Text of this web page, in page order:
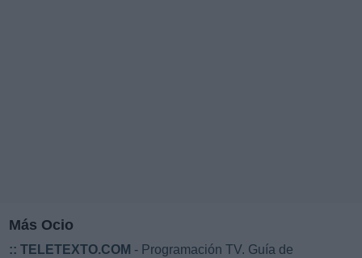
Más Ocio
:: TELETEXTO.COM - Programación TV. Guía de